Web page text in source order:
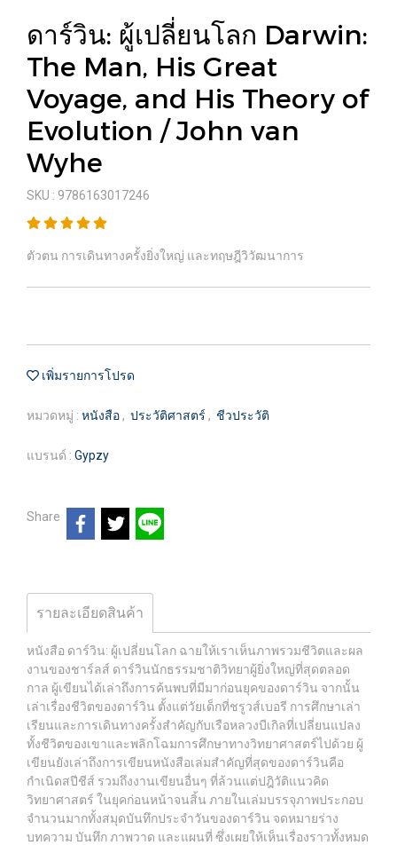
ดาร์วิน: ผู้เปลี่ยนโลก Darwin:
The Man, His Great
Voyage, and His Theory of
Evolution / John van
Wyhe
SKU : 9786163017246
ตัวตน การเดินทางครั้งยิ่งใหญ่ และทฤษฎีวิวัฒนาการ
เพิ่มรายการโปรด
หมวดหมู่ : หนังสือ , ประวัติศาสตร์ , ชีวประวัติ
แบรนด์ : Gypzy
Share
รายละเอียดสินค้า
หนังสือ ดาร์วิน: ผู้เปลี่ยนโลก ฉายให้เราเห็นภาพรวมชีวิตและผล
งานของชาร์ลส์ ดาร์วินนักธรรมชาติวิทยาผู้ยิ่งใหญ่ที่สุดตลอด
กาล ผู้เขียนได้เล่าถึงการค้นพบที่มีมาก่อนยุคของดาร์วิน จากนั้น
เล่าเรื่องชีวิตของดาร์วิน ตั้งแต่วัยเด็กที่ชรูวส์เบอรี การศึกษาเล่า
เรียนและการเดินทางครั้งสำคัญกับเรือหลวงบีเกิลที่เปลี่ยนแปลง
ทั้งชีวิตของเขาและพลิกโฉมการศึกษาทางวิทยาศาสตร์ไปด้วย ผู้
เขียนยังเล่าถึงการเขียนหนังสือเล่มสำคัญที่สุดของดาร์วินคือ
กำเนิดสปีชีส์ รวมถึงงานเขียนอื่นๆ ที่ล้วนแต่ปฎิวัติแนวคิด
วิทยาศาสตร์ ในยุคก่อนหน้าจนสิ้น ภายในเล่มบรรจุภาพประกอบ
จำนวนมากทั้งสมุดบันทึกประจำวันของดาร์วิน จดหมายร่าง
บทความ บันทึก ภาพวาด และแผนที่ ซึ่งเผยให้เห็นเรื่องราวทั้งหมด